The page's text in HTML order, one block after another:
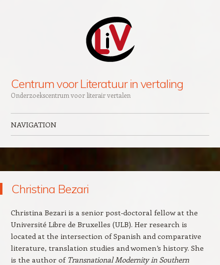
Centrum voor Literatuur in vertaling
Onderzoekscentrum voor literair vertalen
NAVIGATION
Christina Bezari
Christina Bezari is a senior post-doctoral fellow at the
Université Libre de Bruxelles (ULB). Her research is
located at the intersection of Spanish and comparative
literature, translation studies and women’s history. She
is the author of Transnational Modernity in Southern